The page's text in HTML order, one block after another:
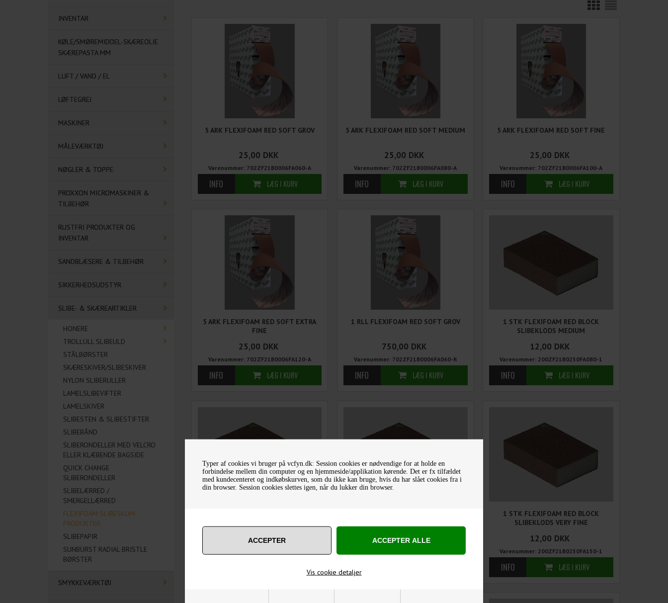
Typer af cookies vi bruger på vcfyn.dk: Session cookies er nødvendige for at holde en
forbindelse mellem din computer og en hjemmeside/applikation kørende. Det er fx tilfældet
med kundecenteret og indkøbskurven, som du ikke kan bruge, hvis du har slået cookies fra i
din browser. Session cookies slettes igen, når du lukker din browser.
Vis cookie detaljer
INVENTAR
KØLE/SMØREMIDDEL-SKÆREOLIE
SKÆREPASTA MM
LUFT / VAND / EL
LØFTEGREJ
MASKINER
MÅLEVÆRKTØJ
NØGLER & TOPPE
PROXXON MICROMASKINER &
TILBEHØR
RUSTFRI PRODUKTER OG
INVENTAR
SANDBLÆSERE & TILBEHØR
SIKKERHEDSUDSTYR
SLIBE- & SKÆREARTIKLER
HONERE
TROLLULL SLIBEULD
STÅLBØRSTER
SKÆRESKIVER/SLIBESKIVER
NYLON SLIBERULLER
LAMELSLIBEVIFTER
LAMELSKIVER
SLIBESTEN & SLIBESTIFTER
SLIBEBÅND
SLIBERONDELLER MED VELCRO
ELLER KLÆBENDE BAGSIDE
QUICK CHANGE
SLIBERONDELLER
SLIBELÆRRED /
SMERGELLÆRRED
FLEXIFOAM SLIBESKUM-
PRODUKTER
SLIBEPAPIR
SUNBURST RADIAL BRISTLE
BØRSTER
SMYKKEVÆRKTØJ
5 ARK FLEXIFOAM RED SOFT GROV
25,00 DKK
Varenummer: 702ZF21B0006FA060-A
5 ARK FLEXIFOAM RED SOFT MEDIUM
25,00 DKK
Varenummer: 702ZF21B0006FA080-A
5 ARK FLEXIFOAM RED SOFT FINE
25,00 DKK
Varenummer: 702ZF21B0006FA100-A
5 ARK FLEXIFOAM RED SOFT EXTRA
FINE
25,00 DKK
Varenummer: 702ZF21B0006FA120-A
1 RLL FLEXIFOAM RED SOFT GROV
750,00 DKK
Varenummer: 702ZF21B0006FA060-R
1 STK FLEXIFOAM RED BLOCK
SLIBEKLODS MEDIUM
12,00 DKK
Varenummer: 200ZF21B0250FA080-1
12,00 DKK 12,00 DKK
1 STK FLEXIFOAM RED BLOCK
SLIBEKLODS VERY FINE
12,00 DKK
Varenummer: 200ZF21B0250FA150-1